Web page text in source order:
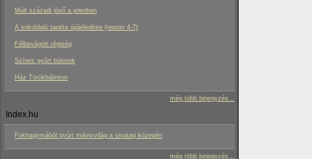
Múlt századi jövő a jelenben
A sokoldalú tapéta újjáéledése (repost 4-7)
Félbevágott régiség
Színes gyűrt bútorok
Ház Törökbálinton
még több bejegyzés...
Index.hu
Fokhagymából gyúrt mátrixvilág a sivatag közepén
még több bejegyzés...